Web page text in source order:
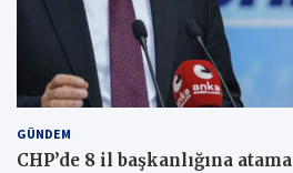
GÜNDEM
CHP’de 8 il başkanlığına atama